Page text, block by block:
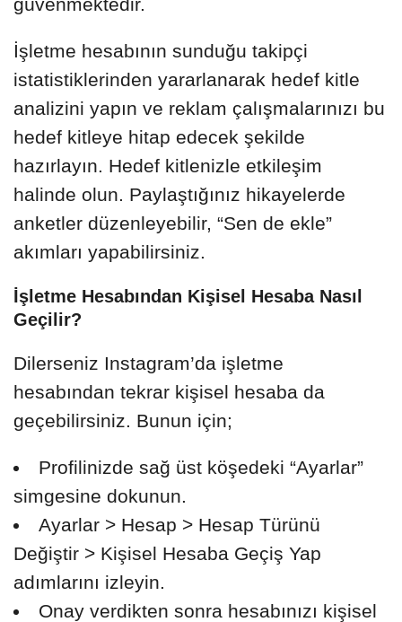
İşletme hesabının sunduğu takipçi
istatistiklerinden yararlanarak hedef kitle
analizini yapın ve reklam çalışmalarınızı bu
hedef kitleye hitap edecek şekilde
hazırlayın. Hedef kitlenizle etkileşim
halinde olun. Paylaştığınız hikayelerde
anketler düzenleyebilir, “Sen de ekle”
akımları yapabilirsiniz.
İşletme Hesabından Kişisel Hesaba Nasıl
Geçilir?
Dilerseniz Instagram’da işletme
hesabından tekrar kişisel hesaba da
geçebilirsiniz. Bunun için;
Profilinizde sağ üst köşedeki “Ayarlar”
simgesine dokunun.
Ayarlar > Hesap > Hesap Türünü
Değiştir > Kişisel Hesaba Geçiş Yap
adımlarını izleyin.
Onay verdikten sonra hesabınızı kişisel